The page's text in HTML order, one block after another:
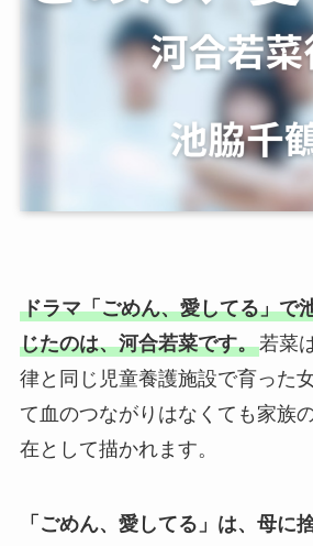
ドラマ「ごめん、愛してる」で
じたのは、河合若菜です。若菜
律と同じ児童養護施設で育った
て血のつながりはなくても家族
在として描かれます。
「ごめん、愛してる」は、母に